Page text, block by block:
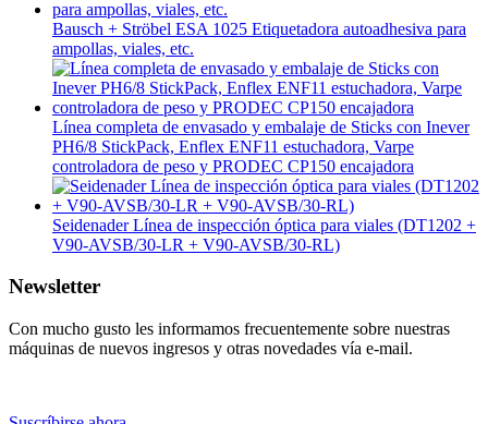
Bausch + Ströbel ESA 1025 Etiquetadora autoadhesiva para
ampollas, viales, etc.
Línea completa de envasado y embalaje de Sticks con Inever
PH6/8 StickPack, Enflex ENF11 estuchadora, Varpe
controladora de peso y PRODEC CP150 encajadora
Seidenader Línea de inspección óptica para viales (DT1202 +
V90-AVSB/30-LR + V90-AVSB/30-RL)
Newsletter
Con mucho gusto les informamos frecuentemente sobre nuestras
máquinas de nuevos ingresos y otras novedades vía e-mail.